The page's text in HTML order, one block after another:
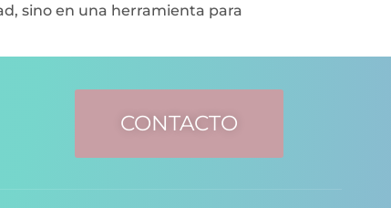
sino en una herramienta para
CONTACTO